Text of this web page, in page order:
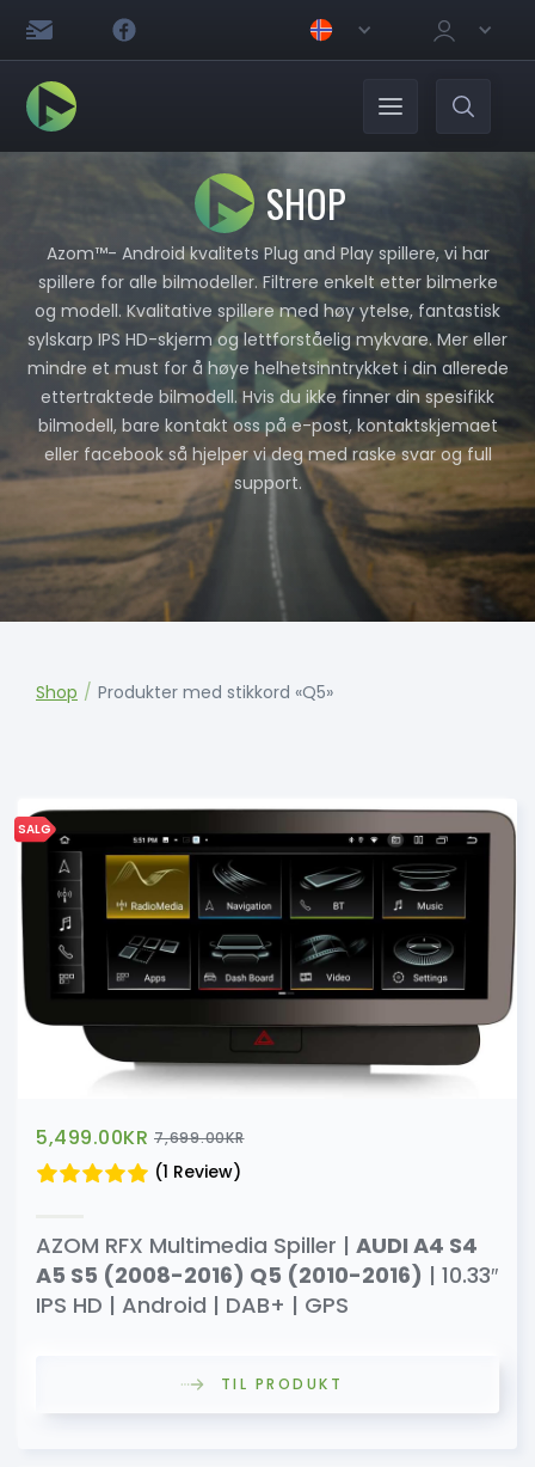
SHOP
Azom™- Android kvalitets Plug and Play spillere, vi har
spillere for alle bilmodeller. Filtrere enkelt etter bilmerke
og modell. Kvalitative spillere med høy ytelse, fantastisk
sylskarp IPS HD-skjerm og lettforståelig mykvare. Mer eller
mindre et must for å høye helhetsinntrykket i din allerede
ettertraktede bilmodell. Hvis du ikke finner din spesifikk
bilmodell, bare kontakt oss på e-post, kontaktskjemaet
eller facebook så hjelper vi deg med raske svar og full
support.
Shop / Produkter med stikkord «Q5»
SALG
5,499.00KR 7,699.00KR
(1 Review)
AZOM RFX Multimedia Spiller | AUDI A4 S4
A5 S5 (2008-2016) Q5 (2010-2016) | 10.33″
IPS HD | Android | DAB+ | GPS
TIL PRODUKT